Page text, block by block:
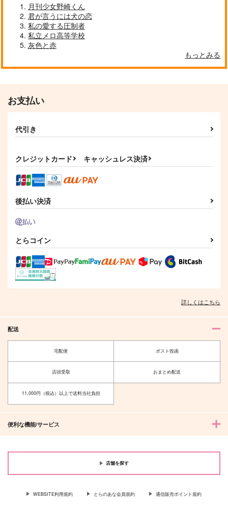
Our promise
CHAMIN。
カイザー×潔世一
サンプル
作品詳細
恋とはどんなものなん
だ
780 （税込）
作品詳細
（税込）
糸師冴×潔世一
作品詳細
Love Tactica
みけもり珈琲
795円（税込）
カイザー×潔世一
花火
Nonki
斎藤一の本2
斎藤一の本を出すサー
2,357円（税込）
ラス風)●齋藤 一●
SUIT COLLECTION
1,257円（税込）
き
月刊少女野崎くん
君が言うには犬の恋
私の愛する圧制者
私立メロ高等学校
灰色と赤
もっとみる
お支払い
代引き
クレジットカード キャッシュレス決済
後払い決済
とらコイン
詳しくはこちら
配送
宅配便 ポスト投函
店頭受取 おまとめ配送
11,000円（税込）以上で送料当社負担
便利な機能/サービス
店舗を探す
WEBSITE利用規約 とらのあな会員規約 通信販売ポイント規約